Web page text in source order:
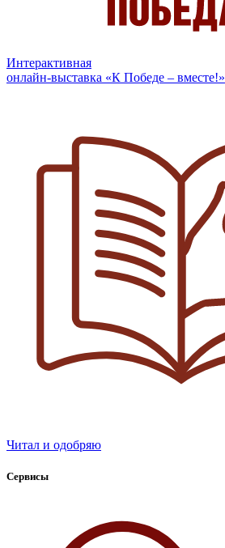
Интерактивная
онлайн-выставка «К Победе – вместе!»
Читал и одобряю
Сервисы